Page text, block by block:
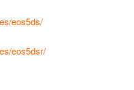
eos5ds/
eos5dsr/